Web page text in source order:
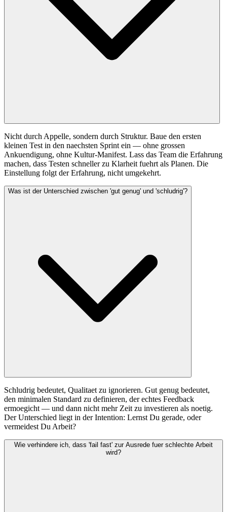
Nicht durch Appelle, sondern durch Struktur. Baue den ersten
kleinen Test in den naechsten Sprint ein — ohne grossen
Ankuendigung, ohne Kultur-Manifest. Lass das Team die Erfahrung
machen, dass Testen schneller zu Klarheit fuehrt als Planen. Die
Einstellung folgt der Erfahrung, nicht umgekehrt.
Was ist der Unterschied zwischen 'gut genug' und 'schludrig'?
Schludrig bedeutet, Qualitaet zu ignorieren. Gut genug bedeutet,
den minimalen Standard zu definieren, der echtes Feedback
ermoegicht — und dann nicht mehr Zeit zu investieren als noetig.
Der Unterschied liegt in der Intention: Lernst Du gerade, oder
vermeidest Du Arbeit?
Wie verhindere ich, dass 'fail fast' zur Ausrede fuer schlechte Arbeit
wird?